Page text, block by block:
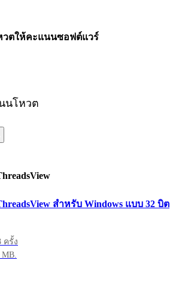
วตให้คะแนนซอฟต์แวร์
นโหวต
สำหรับ Windows แบบ 32 บิต
ครั้ง